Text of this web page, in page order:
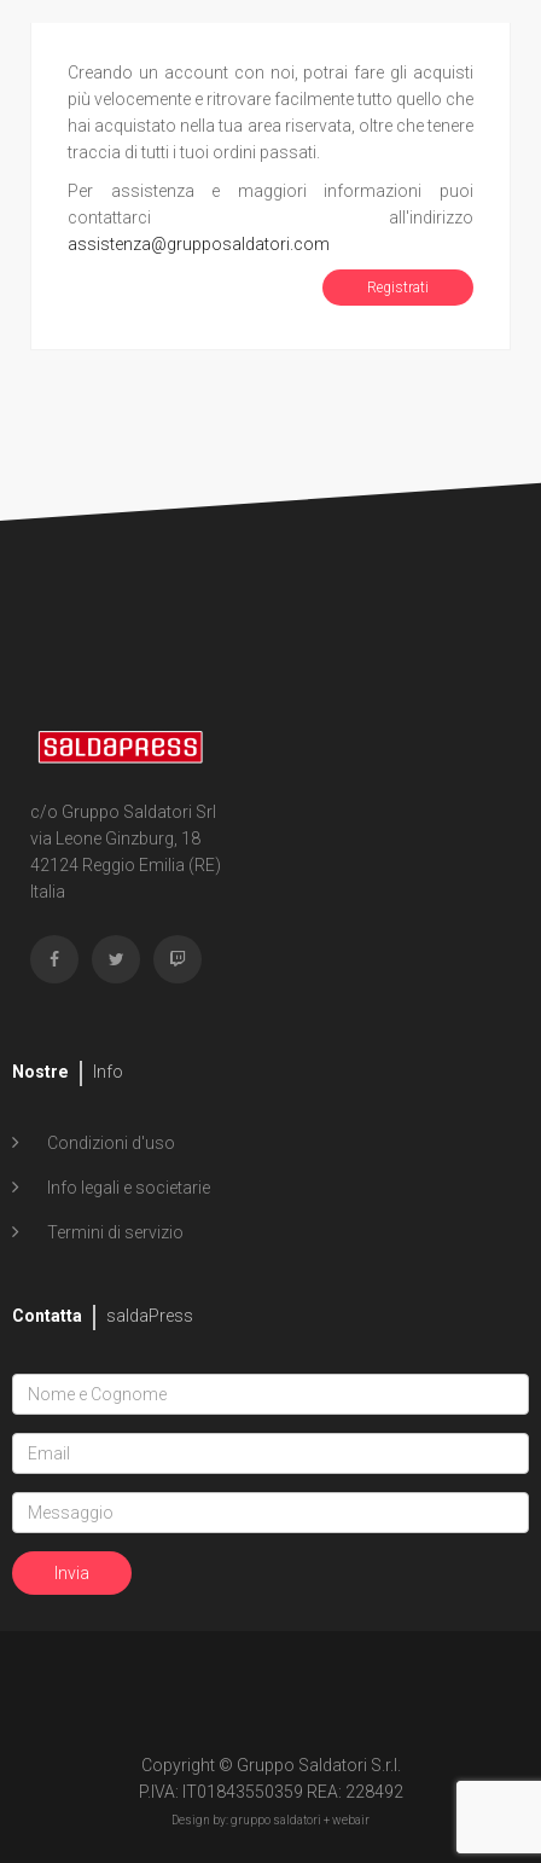
Creando un account con noi, potrai fare gli acquisti
più velocemente e ritrovare facilmente tutto quello che
hai acquistato nella tua area riservata, oltre che tenere
traccia di tutti i tuoi ordini passati.
Per assistenza e maggiori informazioni puoi
contattarci all'indirizzo
assistenza@grupposaldatori.com
Registrati
c/o Gruppo Saldatori Srl
via Leone Ginzburg, 18
42124 Reggio Emilia (RE)
Italia
Nostre Info
Condizioni d'uso
Info legali e societarie
Termini di servizio
Contatta saldaPress
Copyright © Gruppo Saldatori S.r.l.
P.IVA: IT01843550359 REA: 228492
Design by: gruppo saldatori +webair